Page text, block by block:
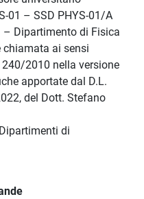
01 – SSD PHYS-01/A
Dipartimento di Fisica
chiamata ai sensi
2010 nella versione
apportate dal D.L.
del Dott. Stefano
di